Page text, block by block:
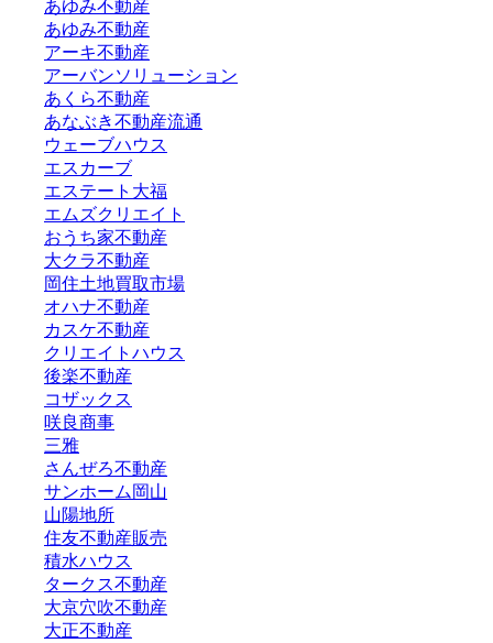
あゆみ不動産
あゆみ不動産
アーキ不動産
アーバンソリューション
あくら不動産
あなぶき不動産流通
ウェーブハウス
エスカーブ
エステート大福
エムズクリエイト
おうち家不動産
大クラ不動産
岡住土地買取市場
オハナ不動産
カスケ不動産
クリエイトハウス
後楽不動産
コザックス
咲良商事
三雅
さんぜろ不動産
サンホーム岡山
山陽地所
住友不動産販売
積水ハウス
タークス不動産
大京穴吹不動産
大正不動産